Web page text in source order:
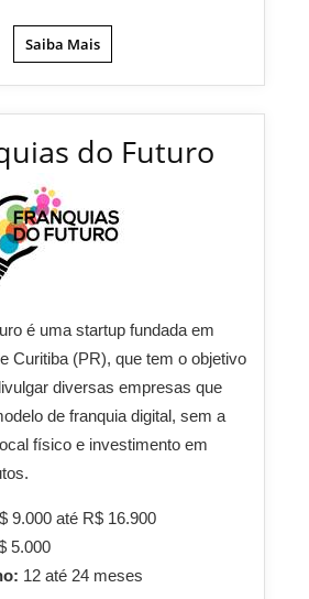
Saiba Mais
do Futuro
é uma startup fundada em
Curitiba (PR), que tem o objetivo
diversas empresas que
de franquia digital, sem a
físico e investimento em
9.000 até R$ 16.900
5.000
12 até 24 meses